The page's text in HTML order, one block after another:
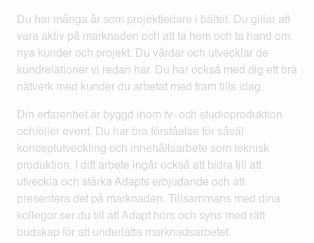
Du har många år som projektledare i bältet. Du gillar att
vara aktiv på marknaden och att ta hem och ta hand om
nya kunder och projekt. Du vårdar och utvecklar de
kundrelationer vi redan har. Du har också med dig ett bra
nätverk med kunder du arbetat med fram tills idag.
Din erfarenhet är byggd inom tv- och studioproduktion
och/eller event. Du har bra förståelse för såväl
konceptutveckling och innehållsarbete som teknisk
produktion. I ditt arbete ingår också att bidra till att
utveckla och stärka Adapts erbjudande och att
presentera det på marknaden. Tillsammans med dina
kollegor ser du till att Adapt hörs och syns med rätt
budskap för att underlätta marknadsarbetet.